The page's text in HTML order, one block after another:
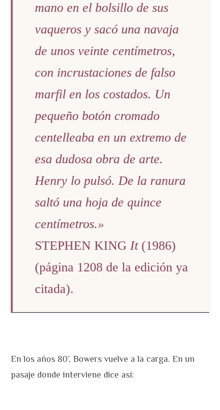
mano en el bolsillo de sus
vaqueros y sacó una navaja
de unos veinte centímetros,
con incrustaciones de falso
marfil en los costados. Un
pequeño botón cromado
centelleaba en un extremo de
esa dudosa obra de arte.
Henry lo pulsó. De la ranura
saltó una hoja de quince
centímetros.»
STEPHEN KINGIt(1986)
(página 1208 de la edición ya
citada).
En los años 80’, Bowers vuelve a la carga. En un
pasaje donde interviene dice así: